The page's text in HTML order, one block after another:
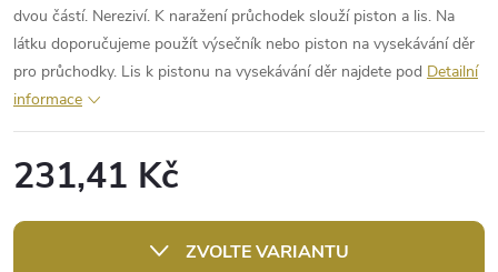
dvou částí. Nereziví. K naražení průchodek slouží piston a lis. Na
látku doporučujeme použít výsečník nebo piston na vysekávání děr
pro průchodky. Lis k pistonu na vysekávání děr najdete pod Detailní
informace
231,41 Kč
cena:
ZVOLTE VARIANTU